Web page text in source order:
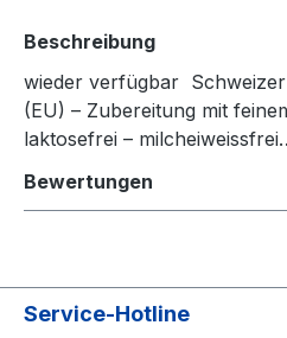
Beschreibung
wieder verfügbar
(EU) – Zubereitung mit
laktosefrei –
Bewertungen
Service-Hotline